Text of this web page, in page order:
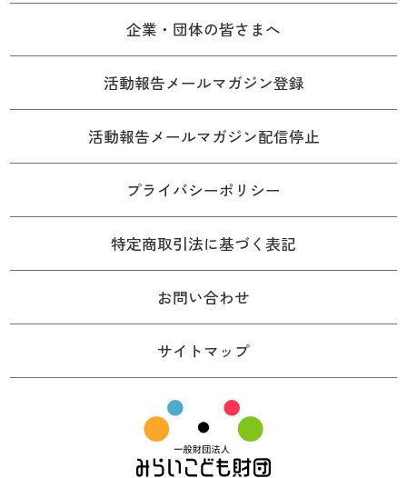
企業・団体の皆さまへ
活動報告メールマガジン登録
活動報告メールマガジン配信停止
プライバシーポリシー
特定商取引法に基づく表記
お問い合わせ
サイトマップ